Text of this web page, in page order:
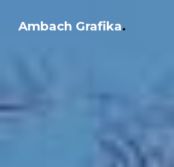
Ambach Grafika.